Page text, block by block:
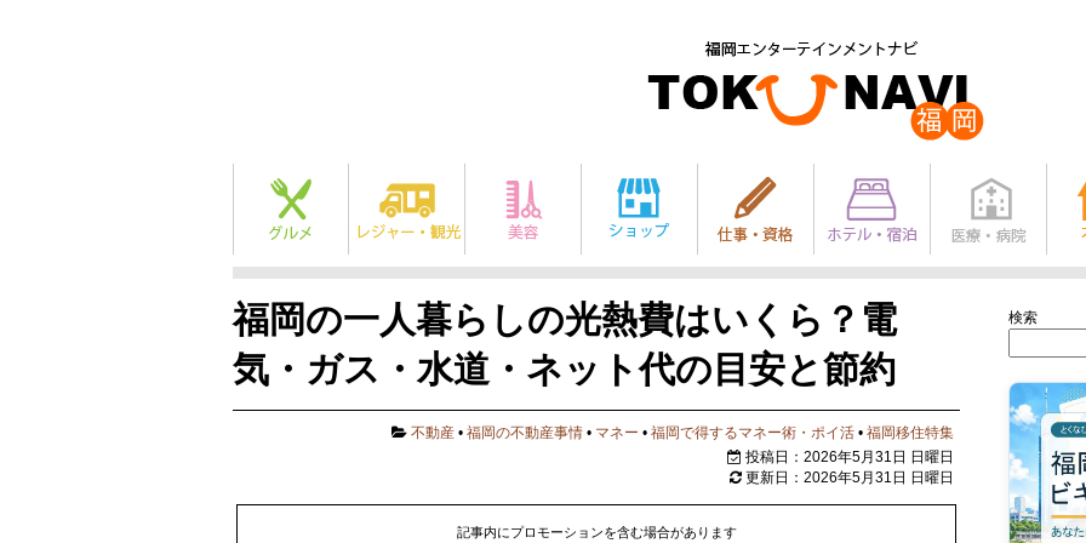
福岡の一人暮らしの光熱費はいくら？電
気・ガス・水道・ネット代の目安と節約
不動産 • 福岡の不動産事情 • マネー • 福岡で得するマネー術・ポイ活 • 福岡移住特集
投稿日：2026年5月31日 日曜日
更新日：2026年5月31日 日曜日
記事内にプロモーションを含む場合があります
検索